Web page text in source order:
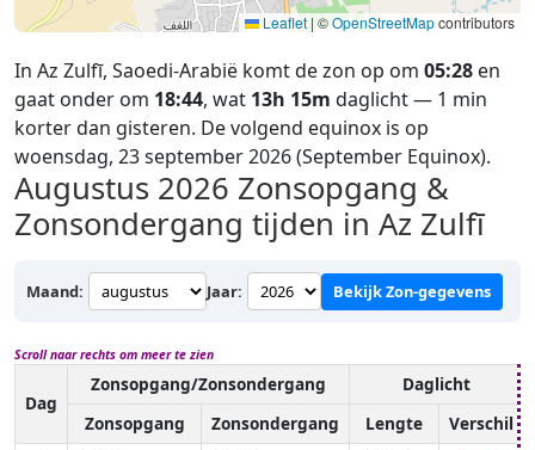
Leaflet | ©OpenStreetMapcontributors
In Az Zulfī, Saoedi-Arabië komt de zon op om 05:28 en
gaat onder om 18:44, wat 13h 15m daglicht — 1 min
korter dan gisteren. De volgend equinox is op
woensdag, 23 september 2026 (September Equinox).
Augustus 2026 Zonsopgang &
Zonsondergang tijden in Az Zulfī
Maand: Jaar: Bekijk Zon-gegevens
Scroll naar rechts om meer te zien
Dag
Zonsopgang/Zonsondergang Daglicht
Zonsopgang
Zonsondergang Lengte
Verschil